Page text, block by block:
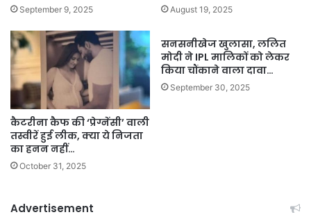
September 9, 2025 August 19, 2025
कैटरीना कैफ की ‘प्रेग्नेंसी’ वाली
तस्वीरें हुई लीक, क्या ये निजता
का हनन नहीं…
October 31, 2025
सनसनीखेज खुलासा, ललित
मोदी ने IPL मालिकों को लेकर
किया चौंकाने वाला दावा…
September 30, 2025
Advertisement